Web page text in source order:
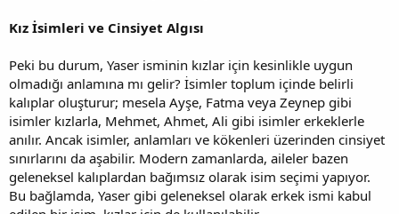
Kız İsimleri ve Cinsiyet Algısı
Peki bu durum, Yaser isminin kızlar için kesinlikle uygun
olmadığı anlamına mı gelir? İsimler toplum içinde belirli
kalıplar oluşturur; mesela Ayşe, Fatma veya Zeynep gibi
isimler kızlarla, Mehmet, Ahmet, Ali gibi isimler erkeklerle
anılır. Ancak isimler, anlamları ve kökenleri üzerinden cinsiyet
sınırlarını da aşabilir. Modern zamanlarda, aileler bazen
geleneksel kalıplardan bağımsız olarak isim seçimi yapıyor.
Bu bağlamda, Yaser gibi geleneksel olarak erkek ismi kabul